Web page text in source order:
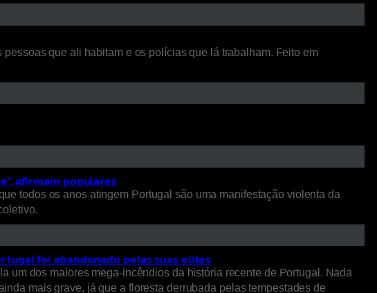
que ali habitam e os polícias que lá trabalham. Feito em
afirmam populares
todos os anos atingem Portugal são uma manifestação violenta da
foi abandonado pelas suas elites
um dos maiores mega-incêndios da história recente de Portugal. Nada
mais grave, já que a floresta derrubada pelas tempestades de